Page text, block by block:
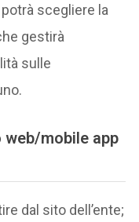
scegliere la
gestirà
sulle
web/mobile app
dal sito dell’ente;